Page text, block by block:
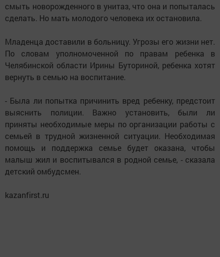
смыть новорожденного в унитаз, что она и попыталась
сделать. Но мать молодого человека их остановила.
Младенца доставили в больницу. Угрозы его жизни нет.
По словам уполномоченной по правам ребенка в
Челябинской области Ирины Буториной, ребенка хотят
вернуть в семью на воспитание.
- Была ли попытка причинить вред ребенку, предстоит
выяснить полиции. Важно установить, были ли
приняты необходимые меры по организации работы с
семьей в трудной жизненной ситуации. Необходимая
помощь и поддержка семье будет оказана, чтобы
малыш жил и воспитывался в родной семье, - сказала
детский омбудсмен.
kazanfirst.ru